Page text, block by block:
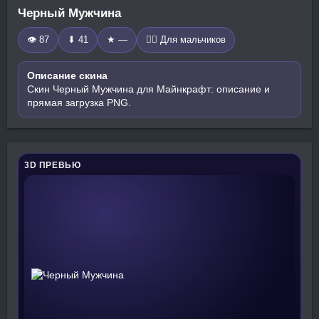
Черный Мужчина
👁 87 ⬇ 41 ★ — 🧍‍♂️ Для мальчиков
Описание скина
Скин Черный Мужчина для Майнкрафт: описание и
прямая загрузка PNG.
3D ПРЕВЬЮ